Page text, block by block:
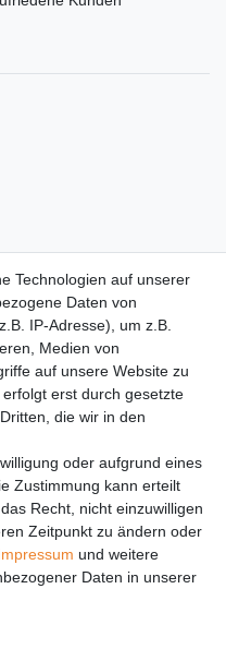
Technologien auf unserer
Daten von
IP-Adresse), um z.B.
Medien von
auf unsere Website zu
erst durch gesetzte
die wir in den
oder aufgrund eines
Zustimmung kann erteilt
Recht, nicht einzuwilligen
Zeitpunkt zu ändern oder
und weitere
Daten in unserer